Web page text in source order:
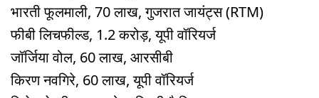
भारती फूलमाली, 70 लाख, गुजरात जायंट्स (RTM)
फीबी लिचफील्ड, 1.2 करोड़, यूपी वॉरियर्ज
जॉर्ज‍िया वोल, 60 लाख, आरसीबी
किरण नवगिरे, 60 लाख, यूपी वॉरियर्ज